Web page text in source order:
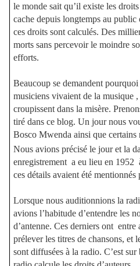
le monde sait qu’il existe les
cache depuis longtemps au
ces droits sont calculés. Des
morts sans percevoir le moindre
efforts.
Beaucoup se demandent
musiciens vivaient de la musique
croupissent dans la misère.
tiré dans ce blog. Un jour nous
Bosco Mwenda ainsi que certains
Nous avions précisé le jour et la
enregistrement a eu lieu en 1952
ces détails avaient été mentionnés
Lorsque nous auditionnions la
avions l’habitude d’entendre les
d’antenne. Ces derniers ont
prélever les titres de chansons, et
sont diffusées à la radio. C’est sur